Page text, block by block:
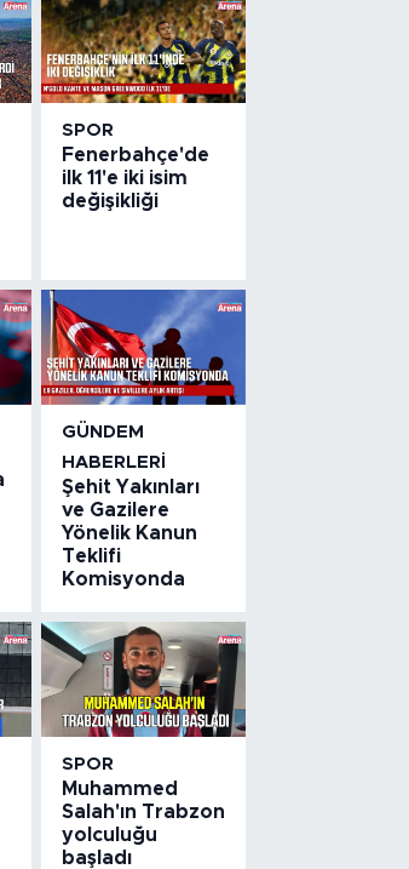
SPOR
Fenerbahçe'de
ilk 11'e iki isim
değişikliği
GÜNDEM
HABERLERI
Şehit Yakınları
ve Gazilere
Yönelik Kanun
Teklifi
Komisyonda
SPOR
Muhammed
Salah'ın Trabzon
yolculuğu
başladı